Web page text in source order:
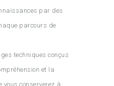
par des
parcours de
techniques conçus
et la
vous conserverez à